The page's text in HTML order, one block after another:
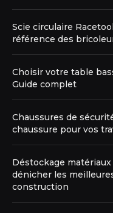
Scie circulaire
référence des
Choisir votre table
Guide complet
Chaussures de
chaussure pour vos
Déstockage
dénicher les
construction